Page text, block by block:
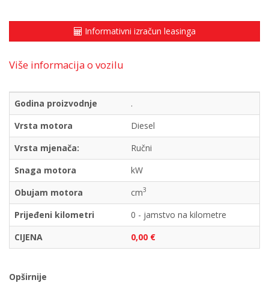
Informativni izračun leasinga
Više informacija o vozilu
Godina proizvodnje
.
Vrsta motora
Diesel
Vrsta mjenača:
Ručni
Snaga motora
kW
Obujam motora
cm3
Prijeđeni kilometri
0 - jamstvo na kilometre
CIJENA
0,00 €
Opširnije